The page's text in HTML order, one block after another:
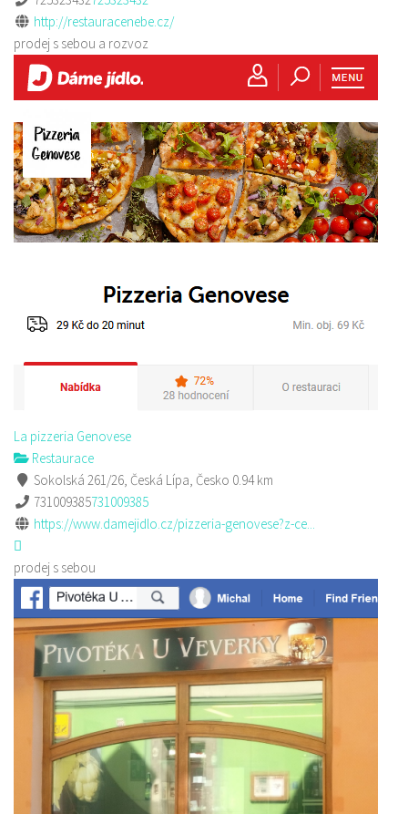
http://restauracenebe.cz/
prodej s sebou a rozvoz
La pizzeria Genovese
Restaurace
Sokolská 261/26, Česká Lípa, Česko 0.94 km
731009385731009385
https://www.damejidlo.cz/pizzeria-genovese?z-ce...
prodej s sebou